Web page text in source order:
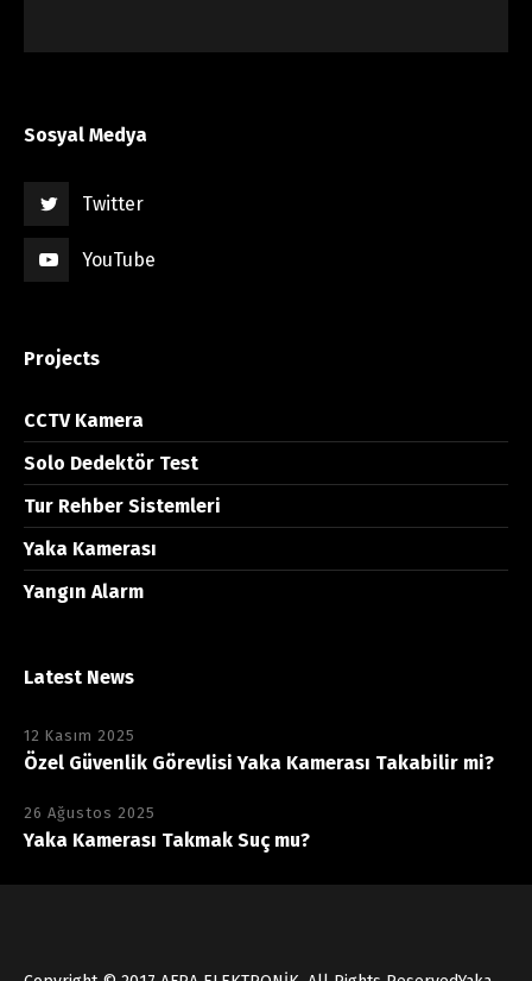
Sosyal Medya
Twitter
YouTube
Projects
CCTV Kamera
Solo Dedektör Test
Tur Rehber Sistemleri
Yaka Kamerası
Yangın Alarm
Latest News
12 Kasım 2025
Özel Güvenlik Görevlisi Yaka Kamerası Takabilir mi?
26 Ağustos 2025
Yaka Kamerası Takmak Suç mu?